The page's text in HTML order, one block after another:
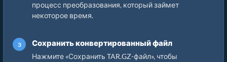
процесс преобразования, который займет
некоторое время.
Сохранить конвертированный файл
Нажмите «Сохранить TAR.GZ-файл», чтобы